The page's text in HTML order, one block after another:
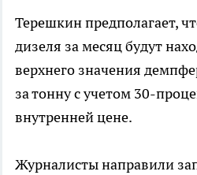
Терешкин предполагает,
дизеля за месяц будут
верхнего значения
за тонну с учетом 30-
внутренней цене.
Журналисты направили